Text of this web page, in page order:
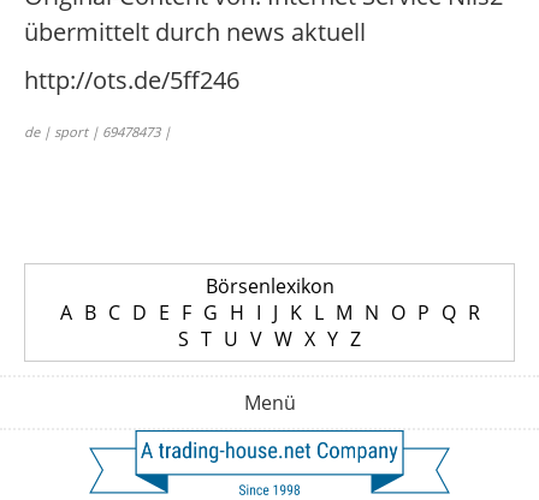
übermittelt durch news aktuell
http://ots.de/5ff246
de | sport | 69478473 |
Börsenlexikon
A B C D E F G H I J K L M N O P Q R
S T U V W X Y Z
Menü